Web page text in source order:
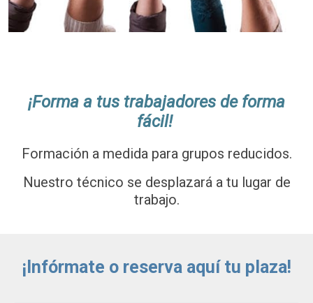
¡Forma a tus trabajadores de forma
fácil!
Formación a medida para grupos reducidos.
Nuestro técnico se desplazará a tu lugar de
trabajo.
¡Infórmate o reserva aquí tu plaza!